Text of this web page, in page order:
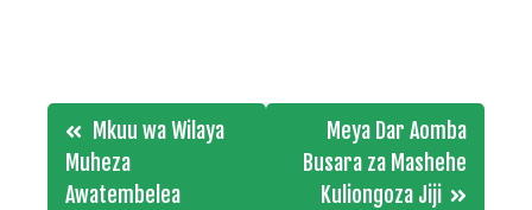
Post
navigation
Mkuu wa Wilaya
Muheza
Awatembelea
Meya Dar Aomba
Busara za Mashehe
Kuliongoza Jiji